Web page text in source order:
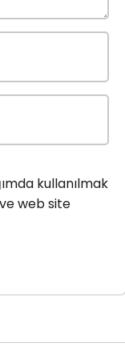
kullanılmak
web site